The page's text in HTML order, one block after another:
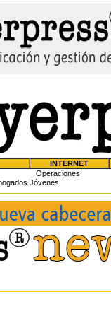
INTERNET
Operaciones
Jóvenes